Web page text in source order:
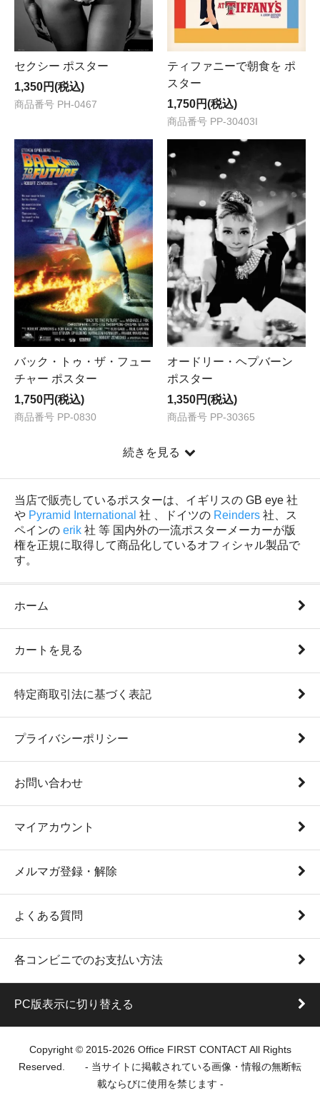
セクシー ポスター
1,350円(税込)
商品番号 PH-0467
ティファニーで朝食を ポ
スター
1,750円(税込)
商品番号 PP-30403I
バック・トゥ・ザ・フュー
チャー ポスター
1,750円(税込)
商品番号 PP-0830
オードリー・ヘプバーン
ポスター
1,350円(税込)
商品番号 PP-30365
続きを見る
当店で販売しているポスターは、イギリスの GB eye 社
や Pyramid International 社 、ドイツの Reinders 社、ス
ペインの erik 社 等 国内外の一流ポスターメーカーが版
権を正規に取得して商品化しているオフィシャル製品で
す。
ホーム
カートを見る
特定商取引法に基づく表記
プライバシーポリシー
お問い合わせ
マイアカウント
メルマガ登録・解除
よくある質問
各コンビニでのお支払い方法
PC版表示に切り替える
Copyright © 2015-2026 Office FIRST CONTACT All Rights
Reserved. - 当サイトに掲載されている画像・情報の無断転
載ならびに使用を禁じます -